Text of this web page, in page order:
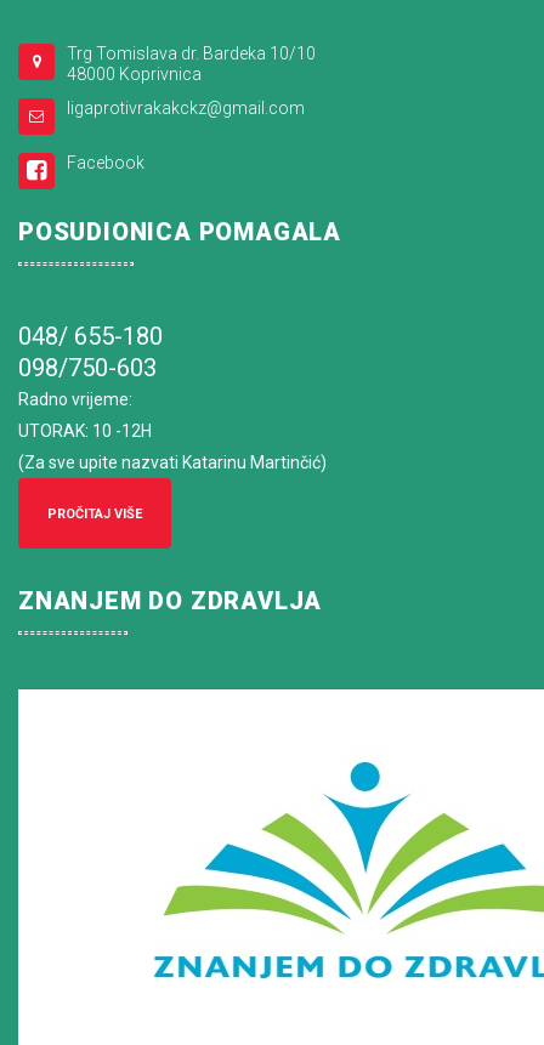
Trg Tomislava dr. Bardeka 10/10
48000 Koprivnica
ligaprotivrakakckz@gmail.com
Facebook
POSUDIONICA POMAGALA
048/ 655-180
098/750-603
Radno vrijeme:
UTORAK: 10 -12H
(Za sve upite nazvati Katarinu Martinčić)
PROČITAJ VIŠE
ZNANJEM DO ZDRAVLJA